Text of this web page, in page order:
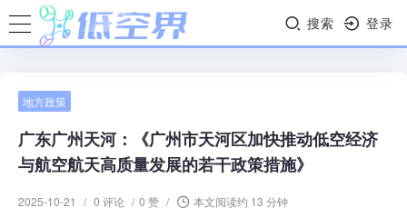
搜索 登录
地方政策
广东广州天河：《广州市天河区加快推动低空经济
与航空航天高质量发展的若干政策措施》
2025-10-21 / 0 评论 / 0 赞 / 本文阅读约 13 分钟